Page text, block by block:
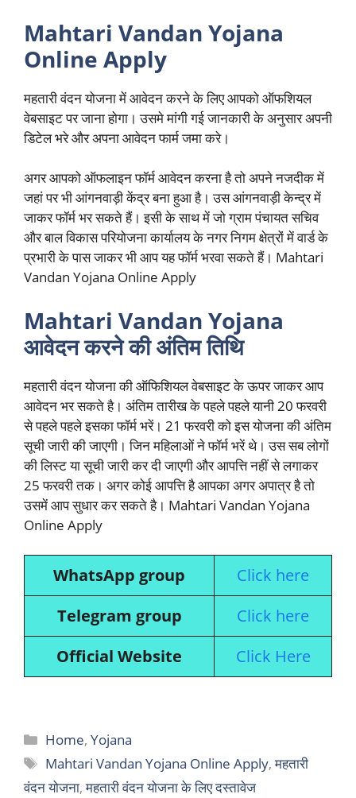
Mahtari Vandan Yojana
Online Apply
महतारी वंदन योजना में आवेदन करने के लिए आपको ऑफशियल
वेबसाइट पर जाना होगा। उसमे मांगी गई जानकारी के अनुसार अपनी
डिटेल भरे और अपना आवेदन फार्म जमा करे।
अगर आपको ऑफलाइन फॉर्म आवेदन करना है तो अपने नजदीक में
जहां पर भी आंगनवाड़ी केंद्र बना हुआ है। उस आंगनवाड़ी केन्द्र में
जाकर फॉर्म भर सकते हैं। इसी के साथ में जो ग्राम पंचायत सचिव
और बाल विकास परियोजना कार्यालय के नगर निगम क्षेत्रों में वार्ड के
प्रभारी के पास जाकर भी आप यह फॉर्म भरवा सकते हैं। Mahtari
Vandan Yojana Online Apply
Mahtari Vandan Yojana
आवेदन करने की अंतिम तिथि
महतारी वंदन योजना की ऑफिशियल वेबसाइट के ऊपर जाकर आप
आवेदन भर सकते है। अंतिम तारीख के पहले पहले यानी 20 फरवरी
से पहले पहले इसका फॉर्म भरें। 21 फरवरी को इस योजना की अंतिम
सूची जारी की जाएगी। जिन महिलाओं ने फॉर्म भरें थे। उस सब लोगों
की लिस्ट या सूची जारी कर दी जाएगी और आपत्ति नहीं से लगाकर
25 फरवरी तक। अगर कोई आपत्ति है आपका अगर अपात्र है तो
उसमें आप सुधार कर सकते है। Mahtari Vandan Yojana
Online Apply
WhatsApp group
Click here
Telegram group
Click here
Official Website
Click Here
Categories
Home,Yojana
Tags
Mahtari Vandan Yojana Online Apply,महतारी
वंदन योजना,महतारी वंदन योजना के लिए दस्तावेज